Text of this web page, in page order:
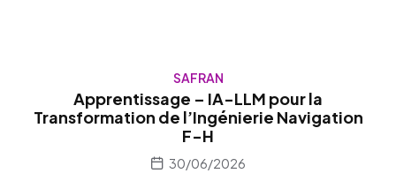
SAFRAN
Apprentissage – IA-LLM pour la
Transformation de l’Ingénierie Navigation
F-H
30/06/2026